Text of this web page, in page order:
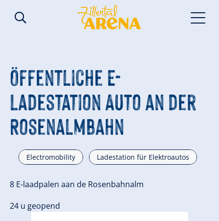
Öffentliche E-
Ladestation Auto an der
Rosenalmbahn
Electromobility Ladestation für Elektroautos
8 E-laadpalen aan de Rosenbahnalm
24 u geopend